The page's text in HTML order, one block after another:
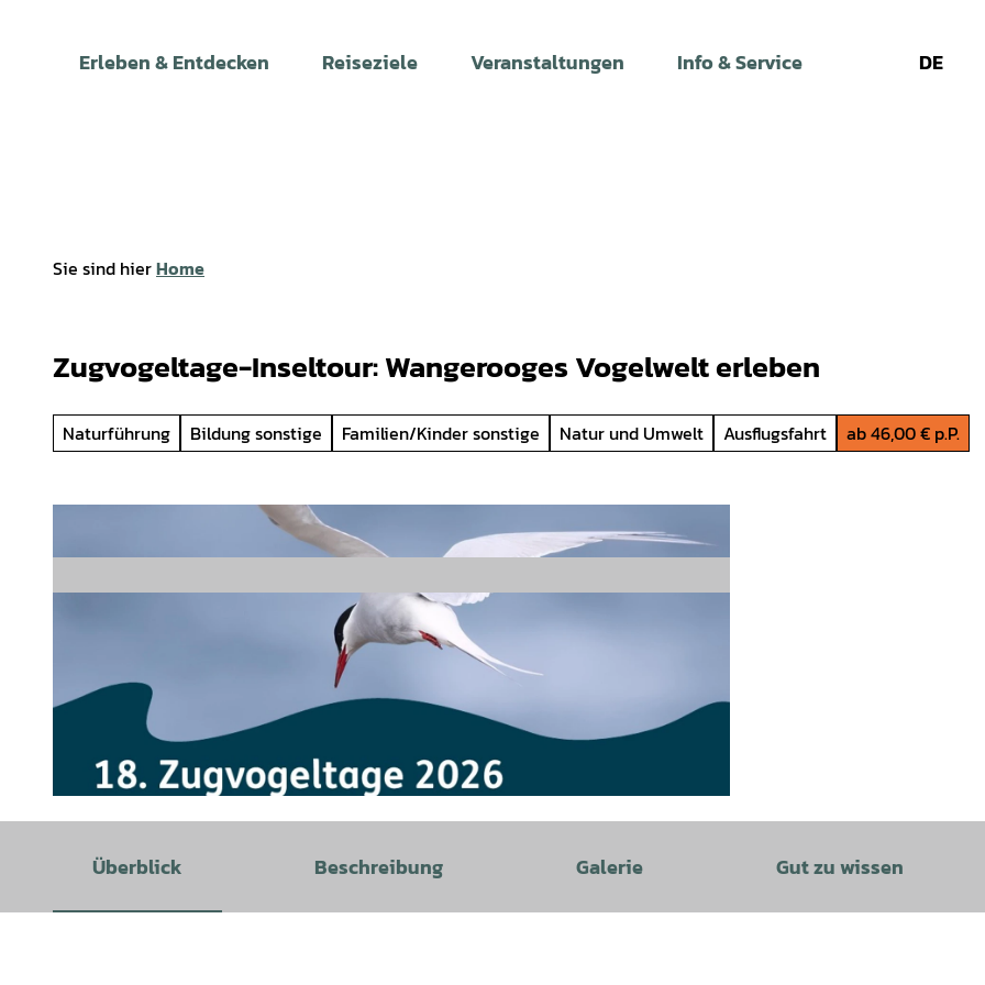
Erleben & Entdecken Reiseziele Veranstaltungen Info & Service DE
Sie sind hierHome
Zugvogeltage-Inseltour: Wangerooges Vogelwelt erleben
Naturführung Bildung sonstige Familien/Kinder sonstige Natur und Umwelt Ausflugsfahrt ab 46,00 € p.P.
Überblick Beschreibung Galerie Gut zu wissen